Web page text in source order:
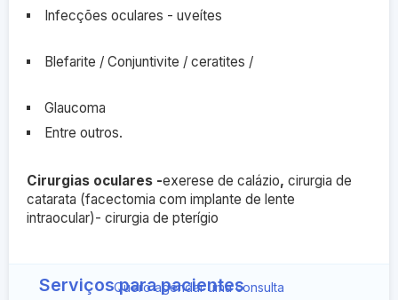
Quero agendar uma consulta
Infecções oculares - uveítes
Blefarite / Conjuntivite / ceratites /
Glaucoma
Entre outros.
Cirurgias oculares -exerese de calázio, cirurgia de
catarata (facectomia com implante de lente
intraocular)- cirurgia de pterígio
Serviços para pacientes